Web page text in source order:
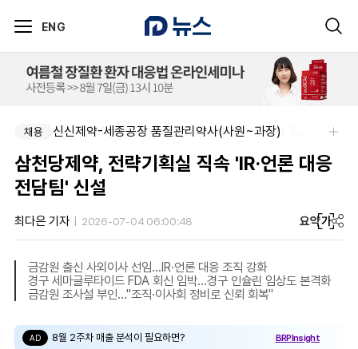
ENG
채용
채용 신신제약-세종공장 품질관리약사(사원~과장)
삼천당제약, 전략기획실 직속 'IR·언론 대응
전담팀' 신설
최다은 기자 2026-07-04 06:00:48 요약가
금감원 출신 사외이사 선임…IR·언론 대응 조직 강화
경구 세마글루타이드 FDA 회신 임박…경구 인슐린 임상도 본격화
금감원 조사설 부인…"조직·이사회 정비로 신뢰 회복"
AD 8월 2주차 매출 분석이 필요하면? BRPInsight